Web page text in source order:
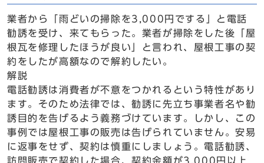
業者から「雨どいの掃除を3,000円でする」と電話
勧誘を受け、来てもらった。業者が掃除をした後「屋
根瓦を修理したほうが良い」と言われ、屋根工事の契
約をしたが高額なので解約したい。
解説
電話勧誘は消費者が不意をつかれるという特性があり
ます。そのため法律では、勧誘に先立ち事業者名や勧
誘目的を告げるよう義務づけています。しかし、この
事例では屋根工事の販売は告げられていません。安易
に返事をせず、契約は慎重にしましょう。電話勧誘、
訪問販売で契約した場合、契約金額が3,000円以上